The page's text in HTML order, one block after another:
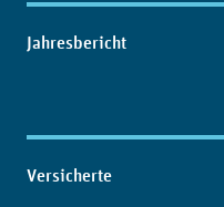
Inhaltsübersicht
Jahresbericht
Versicherte